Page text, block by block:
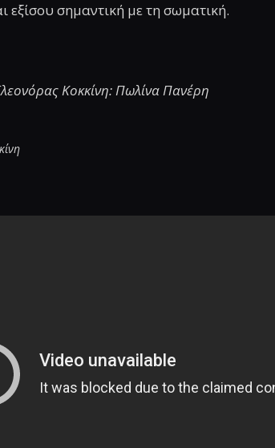
εξίσου σημαντική με τη σωματική.
Κοκκίνη: Πωλίνα Πανέρη